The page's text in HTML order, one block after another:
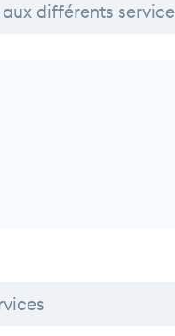
différents